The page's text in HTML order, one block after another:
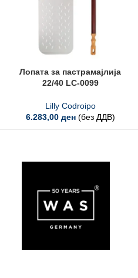
Лопата за пастрамајлија
22/40 LC-0099
Lilly Codroipo
6.283,00 ден (без ДДВ)